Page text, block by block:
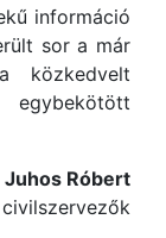
információ
sor a már
közkedvelt
Juhos Róbert